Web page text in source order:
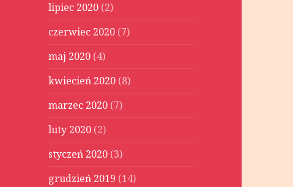
lipiec 2020 (2)
czerwiec 2020 (7)
maj 2020 (4)
kwiecień 2020 (8)
marzec 2020 (7)
luty 2020 (2)
styczeń 2020 (3)
grudzień 2019 (14)